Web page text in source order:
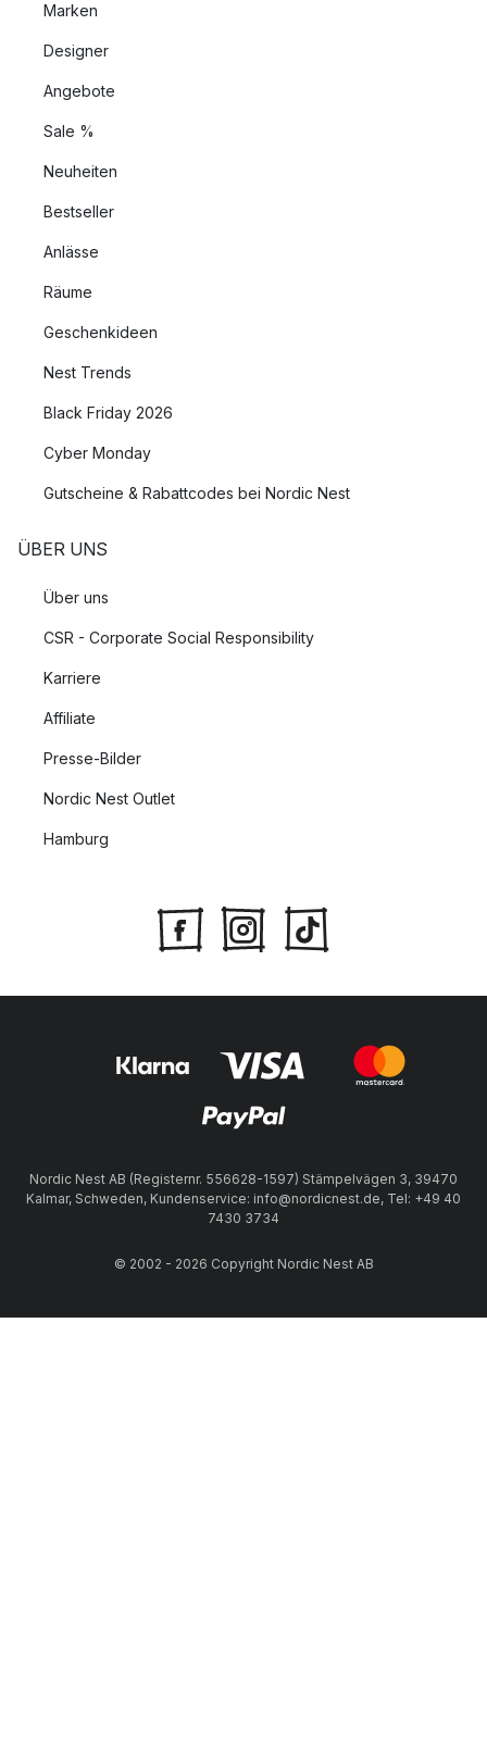
Marken
Designer
Angebote
Sale %
Neuheiten
Bestseller
Anlässe
Räume
Geschenkideen
Nest Trends
Black Friday 2026
Cyber Monday
Gutscheine & Rabattcodes bei Nordic Nest
ÜBER UNS
Über uns
CSR - Corporate Social Responsibility
Karriere
Affiliate
Presse-Bilder
Nordic Nest Outlet
Hamburg
Nordic Nest AB (Registernr. 556628-1597) Stämpelvägen 3, 39470
Kalmar, Schweden, Kundenservice: info@nordicnest.de, Tel: +49 40
7430 3734
© 2002 - 2026 Copyright Nordic Nest AB